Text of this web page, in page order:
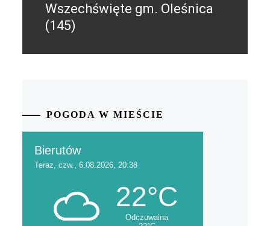
Wszechświęte gm. Oleśnica
(145)
POGODA W MIEŚCIE